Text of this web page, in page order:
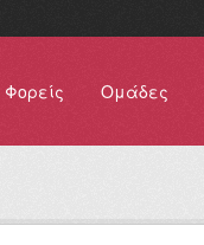
Φορείς Ομάδες